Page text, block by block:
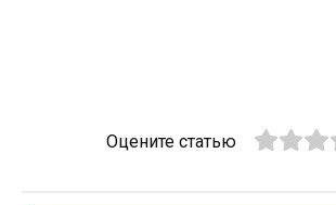
Оцените статью